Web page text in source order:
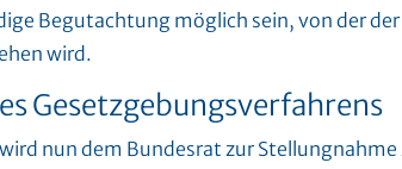
Begutachtung möglich sein, von der
wird.
Gesetzgebungsverfahrens
nun dem Bundesrat zur